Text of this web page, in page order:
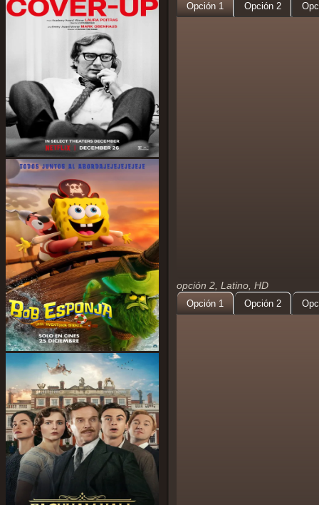
Opción 1 Opción 2
opción 2, Latino, HD
Opción 1 Opción 2